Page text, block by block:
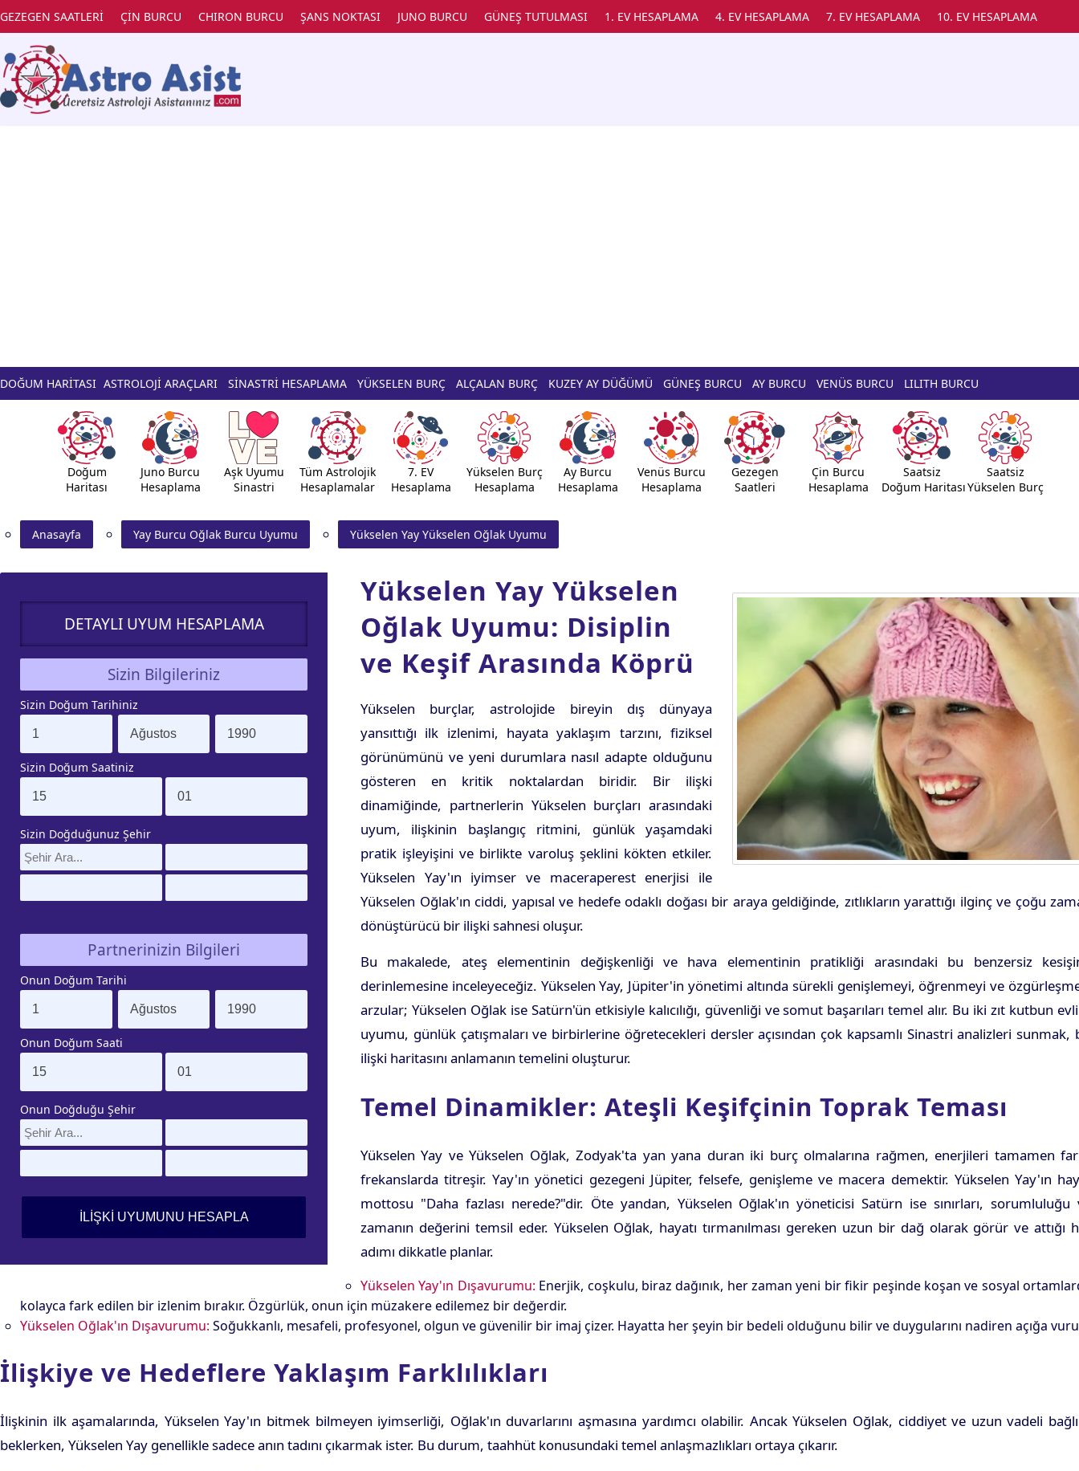
GEZEGEN SAATLERİ ÇİN BURCU CHIRON BURCU ŞANS NOKTASI JUNO BURCU GÜNEŞ TUTULMASI 1. EV HESAPLAMA 4. EV HESAPLAMA 7. EV HESAPLAMA 10. EV HESAPLAMA
DOĞUM HARİTASI ASTROLOJİ ARAÇLARI SİNASTRİ HESAPLAMA YÜKSELEN BURÇ ALÇALAN BURÇ KUZEY AY DÜĞÜMÜ GÜNEŞ BURCU AY BURCU VENÜS BURCU LILITH BURCU
Doğum
Haritası
Juno Burcu
Hesaplama
Aşk Uyumu
Sinastri
Tüm Astrolojik
Hesaplamalar
7. EV
Hesaplama
Yükselen Burç
Hesaplama
Ay Burcu
Hesaplama
Venüs Burcu
Hesaplama
Gezegen
Saatleri
Çin Burcu
Hesaplama
Saatsiz
Doğum Haritası
Saatsiz
Yükselen Burç
Anasayfa Yay Burcu Oğlak Burcu Uyumu Yükselen Yay Yükselen Oğlak Uyumu
DETAYLI UYUM HESAPLAMA
Sizin Bilgileriniz
Sizin Doğum Tarihiniz
Sizin Doğum Saatiniz
Sizin Doğduğunuz Şehir
Partnerinizin Bilgileri
Onun Doğum Tarihi
Onun Doğum Saati
Onun Doğduğu Şehir
Yükselen Yay Yükselen
Oğlak Uyumu: Disiplin
ve Keşif Arasında Köprü
Yükselen burçlar, astrolojide bireyin dış dünyaya
yansıttığı ilk izlenimi, hayata yaklaşım tarzını, fiziksel
görünümünü ve yeni durumlara nasıl adapte olduğunu
gösteren en kritik noktalardan biridir. Bir ilişki
dinamiğinde, partnerlerin Yükselen burçları arasındaki
uyum, ilişkinin başlangıç ritmini, günlük yaşamdaki
pratik işleyişini ve birlikte varoluş şeklini kökten etkiler.
Yükselen Yay'ın iyimser ve maceraperest enerjisi ile
Yükselen Oğlak'ın ciddi, yapısal ve hedefe odaklı doğası bir araya geldiğinde, zıtlıkların yarattığı ilginç ve çoğu
dönüştürücü bir ilişki sahnesi oluşur.
Bu makalede, ateş elementinin değişkenliği ve hava elementinin pratikliği arasındaki bu benzersiz
derinlemesine inceleyeceğiz. Yükselen Yay, Jüpiter'in yönetimi altında sürekli genişlemeyi, öğrenmeyi ve
arzular; Yükselen Oğlak ise Satürn'ün etkisiyle kalıcılığı, güvenliği ve somut başarıları temel alır. Bu iki zıt kutbun
uyumu, günlük çatışmaları ve birbirlerine öğretecekleri dersler açısından çok kapsamlı Sinastri analizleri sunmak,
ilişki haritasını anlamanın temelini oluşturur.
Temel Dinamikler: Ateşli Keşifçinin Toprak Teması
Yükselen Yay ve Yükselen Oğlak, Zodyak'ta yan yana duran iki burç olmalarına rağmen, enerjileri tamamen
frekanslarda titreşir. Yay'ın yönetici gezegeni Jüpiter, felsefe, genişleme ve macera demektir. Yükselen Yay'ın
mottosu "Daha fazlası nerede?"dir. Öte yandan, Yükselen Oğlak'ın yöneticisi Satürn ise sınırları, sorumluluğu
zamanın değerini temsil eder. Yükselen Oğlak, hayatı tırmanılması gereken uzun bir dağ olarak görür ve attığı
adımı dikkatle planlar.
Yükselen Yay'ın Dışavurumu: Enerjik, coşkulu, biraz dağınık, her zaman yeni bir fikir peşinde koşan ve sosyal
kolayca fark edilen bir izlenim bırakır. Özgürlük, onun için müzakere edilemez bir değerdir.
Yükselen Oğlak'ın Dışavurumu: Soğukkanlı, mesafeli, profesyonel, olgun ve güvenilir bir imaj çizer. Hayatta her şeyin bir bedeli olduğunu bilir ve duygularını nadiren açığa
İlişkiye ve Hedeflere Yaklaşım Farklılıkları
İlişkinin ilk aşamalarında, Yükselen Yay'ın bitmek bilmeyen iyimserliği, Oğlak'ın duvarlarını aşmasına yardımcı olabilir. Ancak Yükselen Oğlak, ciddiyet ve uzun vadeli
beklerken, Yükselen Yay genellikle sadece anın tadını çıkarmak ister. Bu durum, taahhüt konusundaki temel anlaşmazlıkları ortaya çıkarır.